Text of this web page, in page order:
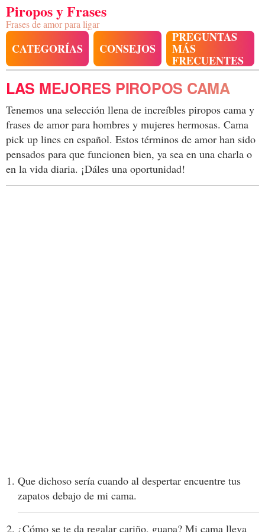
Piropos y Frases
Frases de amor para ligar
CATEGORÍAS CONSEJOS
PREGUNTAS
MÁS
FRECUENTES
LAS MEJORES PIROPOS CAMA
Tenemos una selección llena de increíbles piropos cama y
frases de amor para hombres y mujeres hermosas. Cama
pick up lines en español. Estos términos de amor han sido
pensados para que funcionen bien, ya sea en una charla o
en la vida diaria. ¡Dáles una oportunidad!
Que dichoso sería cuando al despertar encuentre tus
zapatos debajo de mi cama.
¿Cómo se te da regalar cariño, guapa? Mi cama lleva